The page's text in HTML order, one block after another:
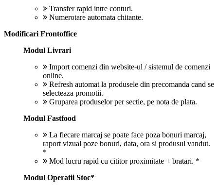
Transfer rapid intre conturi.
Numerotare automata chitante.
Modificari Frontoffice
Modul Livrari
Import comenzi din website-ul / sistemul de comenzi
online.
Refresh automat la produsele din precomanda cand se
selecteaza promotii.
Gruparea produselor per sectie, pe nota de plata.
Modul Fastfood
La fiecare marcaj se poate face poza bonuri marcaj,
raport vizual poze bonuri, data, ora si produsul vandut.
*
Mod lucru rapid cu cititor proximitate + bratari. *
Modul Operatii Stoc*